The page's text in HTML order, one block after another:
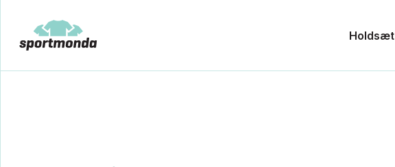
Holdsæt